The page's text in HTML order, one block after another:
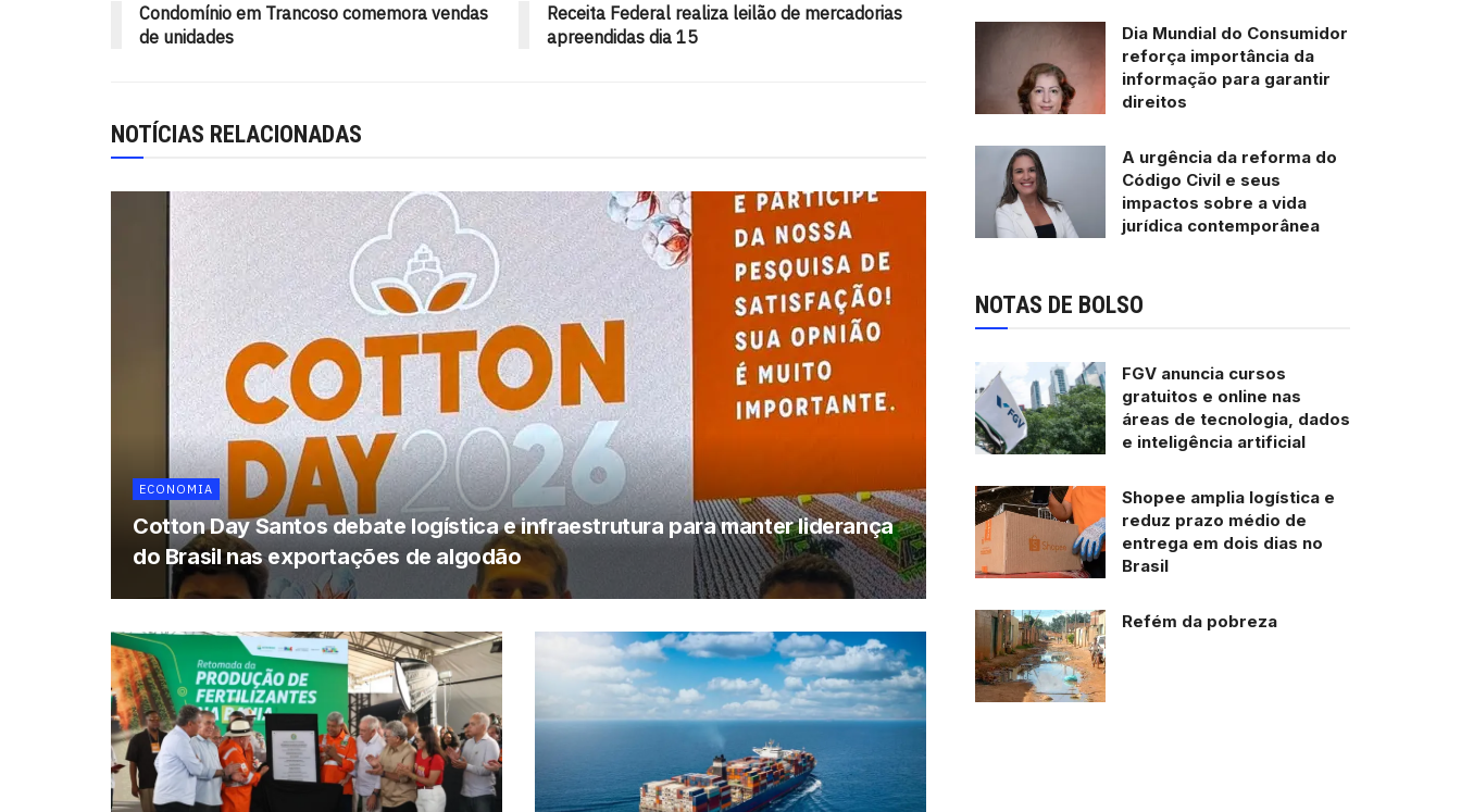
Condomínio em Trancoso comemora vendas
de unidades
Receita Federal realiza leilão de mercadorias
apreendidas dia 15
NOTÍCIAS RELACIONADAS
ECONOMIA
Cotton Day Santos debate logística e infraestrutura para manter liderança
do Brasil nas exportações de algodão
Dia Mundial do Consumidor
reforça importância da
informação para garantir
direitos
A urgência da reforma do
Código Civil e seus
impactos sobre a vida
jurídica contemporânea
NOTAS DE BOLSO
FGV anuncia cursos
gratuitos e online nas
áreas de tecnologia, dados
e inteligência artificial
Shopee amplia logística e
reduz prazo médio de
entrega em dois dias no
Brasil
Refém da pobreza